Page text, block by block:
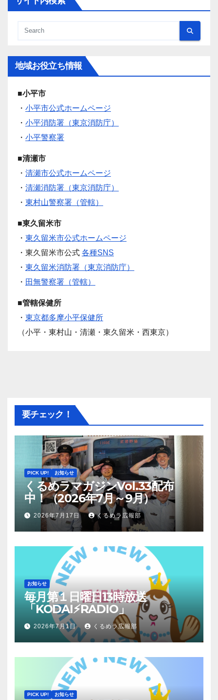
地域お役立ち情報
■小平市
・ 小平市公式ホームページ
・ 小平消防署（東京消防庁）
・ 小平警察署
■清瀬市
・ 清瀬市公式ホームページ
・ 清瀬消防署（東京消防庁）
・ 東村山警察署（管轄）
■東久留米市
・ 東久留米市公式ホームページ
・東久留米市公式 各種SNS
・ 東久留米消防署（東京消防庁）
・ 田無警察署（管轄）
■管轄保健所
・ 東京都多摩小平保健所
（小平・東村山・清瀬・東久留米・西東京）
要チェック！
PICK UP! お知らせ
くるめラマガジンVol.33配布
中！（2026年7月～9月）
2026年7月17日 くるめラ広報部
お知らせ
毎月第１日曜日13時放送
「KODAI⚡RADIO」
2026年7月1日 くるめラ広報部
PICK UP! お知らせ